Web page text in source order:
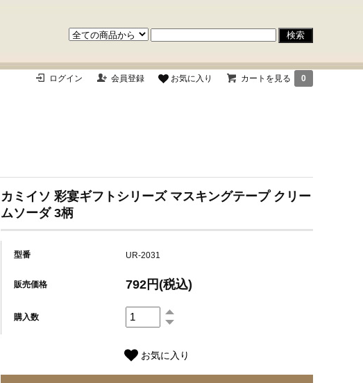
ログイン 会員登録 お気に入り カートを見る 0
カミイソ 彩宴ギフトシリーズ マスキングテープ クリー
ムソーダ 3柄
型番 UR-2031
販売価格 792円(税込)
購入数
お気に入り